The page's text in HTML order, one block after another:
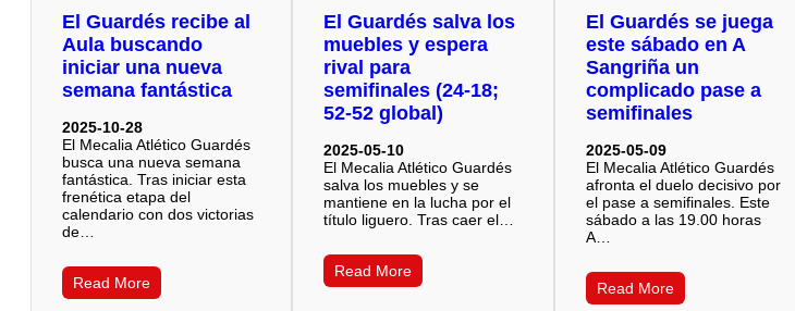
El Guardés recibe al
Aula buscando
iniciar una nueva
semana fantástica
2025-10-28
El Mecalia Atlético Guardés
busca una nueva semana
fantástica. Tras iniciar esta
frenética etapa del
calendario con dos victorias
de…
Read More
El Guardés salva los
muebles y espera
rival para
semifinales (24-18;
52-52 global)
2025-05-10
El Mecalia Atlético Guardés
salva los muebles y se
mantiene en la lucha por el
título liguero. Tras caer el…
Read More
El Guardés se juega
este sábado en A
Sangriña un
complicado pase a
semifinales
2025-05-09
El Mecalia Atlético Guardés
afronta el duelo decisivo por
el pase a semifinales. Este
sábado a las 19.00 horas
A…
Read More